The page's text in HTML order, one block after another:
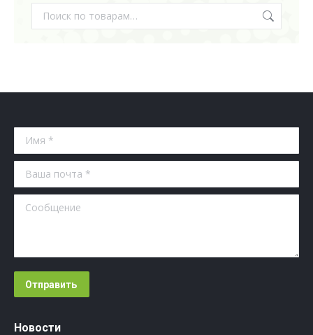
Имя *
Ваша почта *
Сообщение
Отправить
Новости